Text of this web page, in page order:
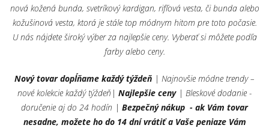
nová kožená bunda, svetríkový kardigan, rifľová vesta, či bunda alebo
kožušinová vesta, ktorá je stále top módnym hitom pre toto počasie.
U nás nájdete široký výber za najlepšie ceny. Vyberať si môžete podľa
farby alebo ceny.
Nový tovar dopĺňame každý týždeň | Najnovšie módne trendy –
nové kolekcie každý týždeň| Najlepšie ceny| Bleskové dodanie -
doručenie aj do 24 hodín | Bezpečný nákup - ak Vám tovar
nesadne, možete ho do 14 dní vrátiť a Vaše peniaze Vám